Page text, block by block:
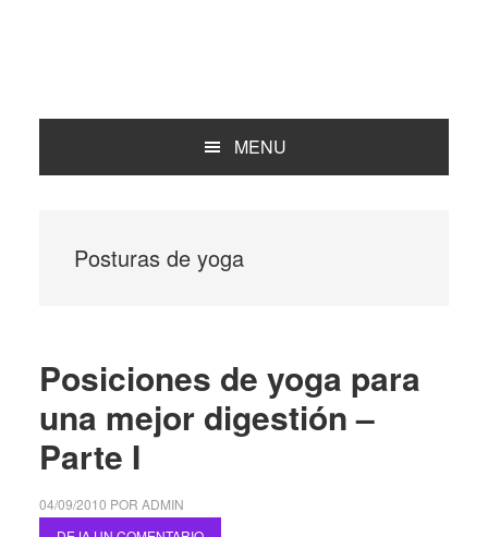
MENU
Posturas de yoga
Posiciones de yoga para
una mejor digestión –
Parte I
04/09/2010 POR ADMIN